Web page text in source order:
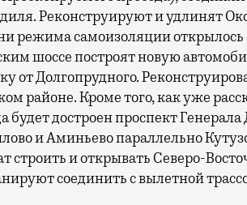
Реконструируют и удлинят
режима самоизоляции
шоссе построят новую
от Долгопрудного.
районе. Кроме того, как уже
будет достроен проспект
и Аминьево параллельно
строить и открывать Северо-
соединить с вылетной